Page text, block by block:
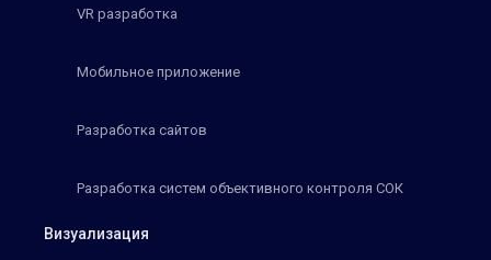
VR разработка
Мобильное приложение
Разработка сайтов
Разработка систем объективного контроля СОК
Визуализация